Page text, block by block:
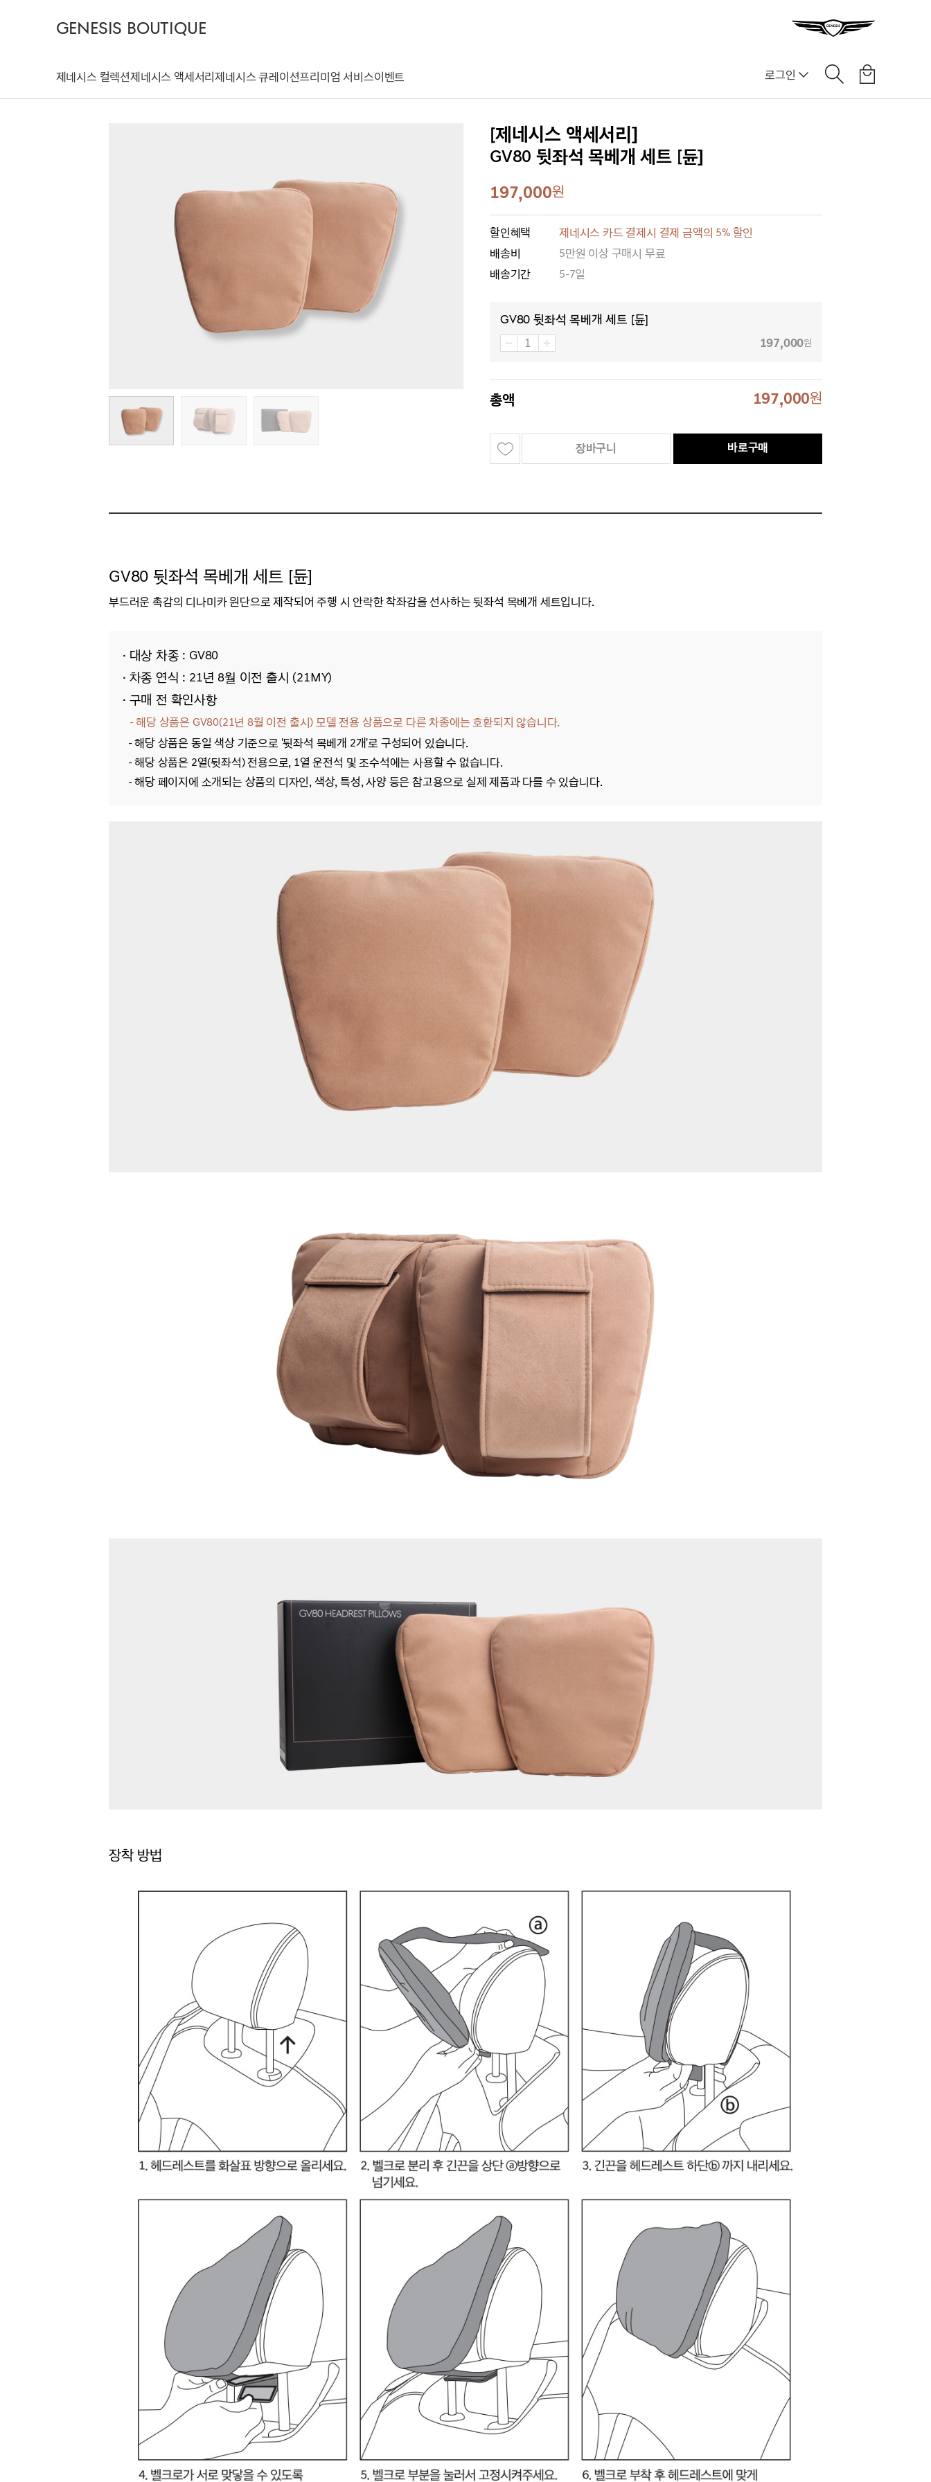
GENESIS BOUTIQUE
제네시스 컬렉션제네시스 액세서리제네시스 큐레이션프리미엄 서비스이벤트 로그인
[제네시스 액세서리]
GV80 뒷좌석 목베개 세트 [듄]
197,000원
할인혜택
제네시스 카드 결제시 결제 금액의 5% 할인
배송비
5만원 이상 구매시 무료
배송기간
5-7일
GV80 뒷좌석 목베개 세트 [듄]
197,000원
총액 197,000원
장바구니 바로구매
GV80 뒷좌석 목베개 세트 [듄]
부드러운 촉감의 디나미카 원단으로 제작되어주행 시안락한 착좌감을 선사하는 뒷좌석 목베개 세트입니다.
· 대상 차종 : GV80
· 차종 연식 : 21년 8월 이전 출시 (21MY)
· 구매 전 확인사항
- 해당 상품은 GV80(21년 8월 이전 출시)모델 전용 상품으로 다른 차종에는 호환되지 않습니다.
- 해당 상품은 동일 색상 기준으로 '뒷좌석 목베개 2개'로 구성되어 있습니다.
- 해당 상품은 2열(뒷좌석) 전용으로, 1열 운전석 및 조수석에는 사용할 수 없습니다.
- 해당 페이지에 소개되는 상품의 디자인, 색상, 특성, 사양 등은 참고용으로 실제 제품과 다를 수 있습니다.
장착 방법